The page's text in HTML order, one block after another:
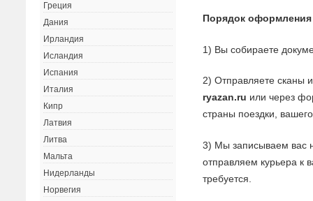
Порядок
1) Вы собираете
2) Отправляете сканы
ryazan.ru или через
страны поездки,
3) Мы записываем вас
отправляем курьера к
требуется.
Греция
Дания
Ирландия
Исландия
Испания
Италия
Кипр
Латвия
Литва
Мальта
Нидерланды
Норвегия